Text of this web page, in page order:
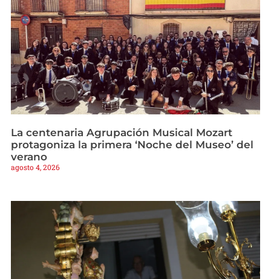
La centenaria Agrupación Musical Mozart
protagoniza la primera ‘Noche del Museo’ del
verano
agosto 4, 2026